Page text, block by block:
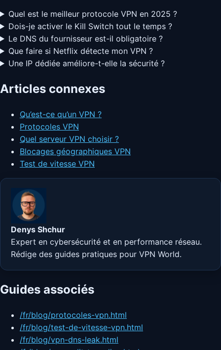
Quel est le meilleur protocole VPN en 2025 ?
Dois-je activer le Kill Switch tout le temps ?
Le DNS du fournisseur est-il obligatoire ?
Que faire si Netflix détecte mon VPN ?
Une IP dédiée améliore-t-elle la sécurité ?
Articles connexes
Qu’est-ce qu’un VPN ?
Protocoles VPN
Quel serveur VPN choisir ?
Blocages géographiques VPN
Test de vitesse VPN
Denys Shchur
Expert en cybersécurité et en performance réseau.
Rédige des guides pratiques pour VPN World.
Guides associés
/fr/blog/protocoles-vpn.html
/fr/blog/test-de-vitesse-vpn.html
/fr/blog/vpn-dns-leak.html